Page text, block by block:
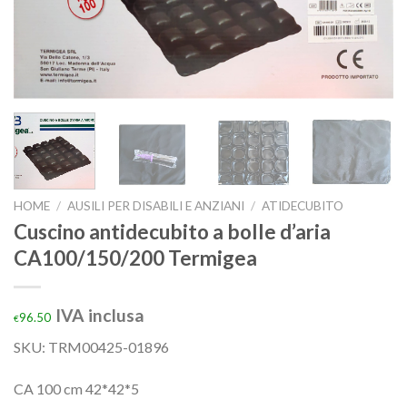
HOME / AUSILI PER DISABILI E ANZIANI / ATIDECUBITO
Cuscino antidecubito a bolle d’aria
CA100/150/200 Termigea
€96.50 IVA inclusa
SKU: TRM00425-01896
CA 100 cm 42*42*5